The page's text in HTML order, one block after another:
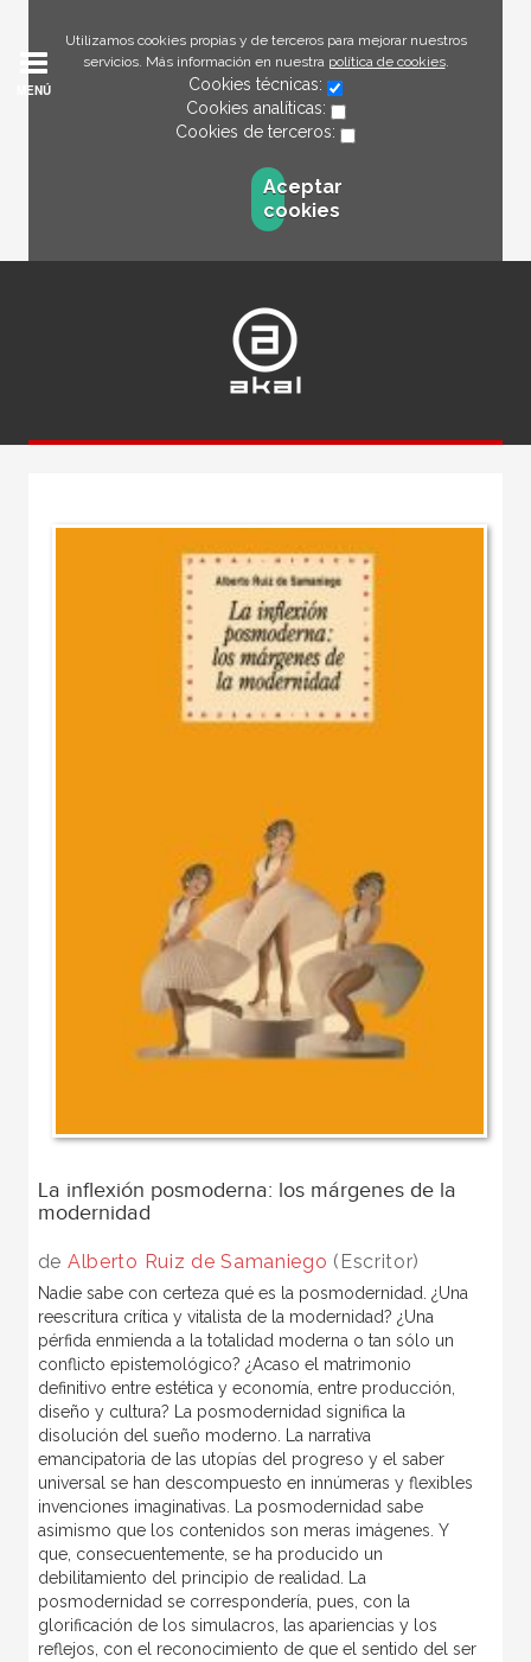
Utilizamos cookies propias y de terceros para mejorar nuestros
servicios. Más información en nuestra política de cookies.
Cookies técnicas:
Cookies analíticas:
Cookies de terceros:
Aceptar
cookies
MENÚ
La inflexión posmoderna: los márgenes de la
modernidad
de Alberto Ruiz de Samaniego (Escritor)
Nadie sabe con certeza qué es la posmodernidad. ¿Una
reescritura crítica y vitalista de la modernidad? ¿Una
pérfida enmienda a la totalidad moderna o tan sólo un
conflicto epistemológico? ¿Acaso el matrimonio
definitivo entre estética y economía, entre producción,
diseño y cultura? La posmodernidad significa la
disolución del sueño moderno. La narrativa
emancipatoria de las utopías del progreso y el saber
universal se han descompuesto en innúmeras y flexibles
invenciones imaginativas. La posmodernidad sabe
asimismo que los contenidos son meras imágenes. Y
que, consecuentemente, se ha producido un
debilitamiento del principio de realidad. La
posmodernidad se correspondería, pues, con la
glorificación de los simulacros, las apariencias y los
reflejos, con el reconocimiento de que el sentido del ser